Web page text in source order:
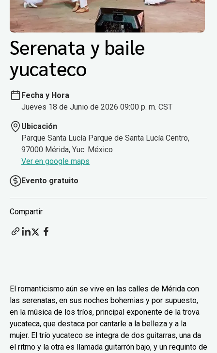
Serenata y baile
yucateco
Fecha y Hora
Jueves 18 de Junio de 2026 09:00 p. m. CST
Ubicación
Parque Santa Lucía Parque de Santa Lucía Centro,
97000 Mérida, Yuc. México
Ver en google maps
Evento gratuito
Compartir
El romanticismo aún se vive en las calles de Mérida con
las serenatas, en sus noches bohemias y por supuesto,
en la música de los tríos, principal exponente de la trova
yucateca, que destaca por cantarle a la belleza y a la
mujer. El trío yucateco se integra de dos guitarras, una da
el ritmo y la otra es llamada guitarrón bajo, y un requinto de